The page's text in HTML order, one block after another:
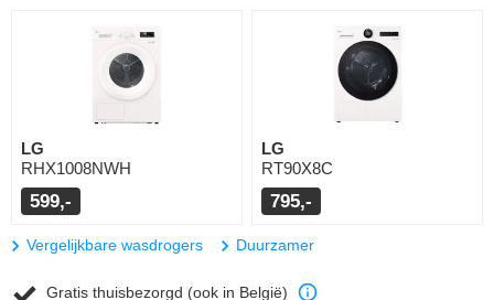
LG
RHX1008NWH
599,-
LG
RT90X8C
795,-
Vergelijkbare wasdrogers Duurzamer
Gratis thuisbezorgd (ook in België)